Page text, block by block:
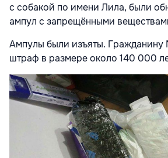
с собакой по имени Лила, были
ампул с запрещёнными
Ампулы были изъяты. Гражданину
штраф в размере около 140 000